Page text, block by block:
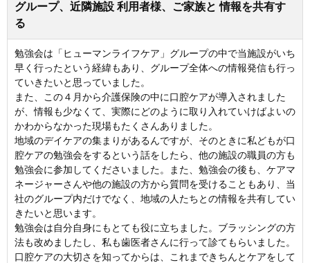
グループ、近隣施設 利用者様、ご家族と 情報を共有す
る
勉強会は「ヒューマンライフケア」グループの中で当施設がいち
早く行ったという経緯もあり、グループ全体への情報発信も行っ
ていきたいと思っていました。
また、この４月から介護保険の中に口腔ケアが導入されました
が、情報も少なくて、実際にどのように取り入れていけばよいの
かわからなかった現場もたくさんありました。
地域のデイケアの集まりがあるんですが、そのときに私どもが口
腔ケアの勉強会をするという話をしたら、他の施設の職員の方も
勉強会に参加してくださいました。また、勉強会の後も、ケアマ
ネージャーさんや他の施設の方から質問を受けることもあり、当
社のグループ内だけでなく、地域の人たちとの情報を共有してい
きたいと思います。
勉強会は自分自身にもとても役に立ちました。ブラッシングの方
法も改めましたし、私も歯医者さんに行って診てもらいました。
口腔ケアの大切さを知ってからは、これまできちんとケアをして